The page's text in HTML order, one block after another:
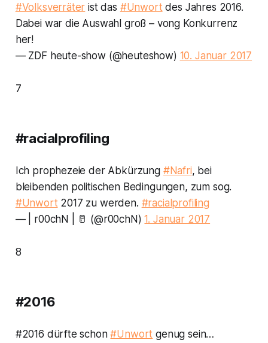
#Volksverräter ist das #Unwort des Jahres 2016.
Dabei war die Auswahl groß – vong Konkurrenz
her!
— ZDF heute-show (@heuteshow) 10. Januar 2017
7
#racialprofiling
Ich prophezeie der Abkürzung #Nafri, bei
bleibenden politischen Bedingungen, zum sog.
#Unwort 2017 zu werden. #racialprofiling
— | r00chN | 🥛 (@r00chN)1. Januar 2017
8
#2016
#2016 dürfte schon#Unwort genug sein…